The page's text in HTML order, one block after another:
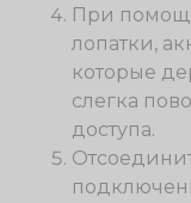
При
лопатки,
которые
слегка
доступа.